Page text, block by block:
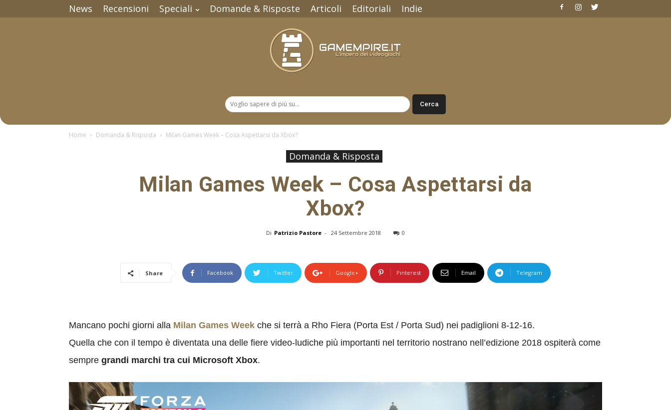
News Recensioni Speciali Domande & Risposte Articoli Editoriali Indie
Home Domanda & Risposta Milan Games Week – Cosa Aspettarsi da Xbox?
Domanda & Risposta
Milan Games Week – Cosa Aspettarsi da
Xbox?
Di Patrizio Pastore - 24 Settembre 2018 0
Share Facebook Twitter Google+ Pinterest Email Telegram
Mancano pochi giorni alla Milan Games Week che si terrà a Rho Fiera (Porta Est / Porta Sud) nei padiglioni 8-12-16.
Quella che con il tempo è diventata una delle fiere video-ludiche più importanti nel territorio nostrano nell’edizione 2018 ospiterà come
sempre grandi marchi tra cui Microsoft Xbox.